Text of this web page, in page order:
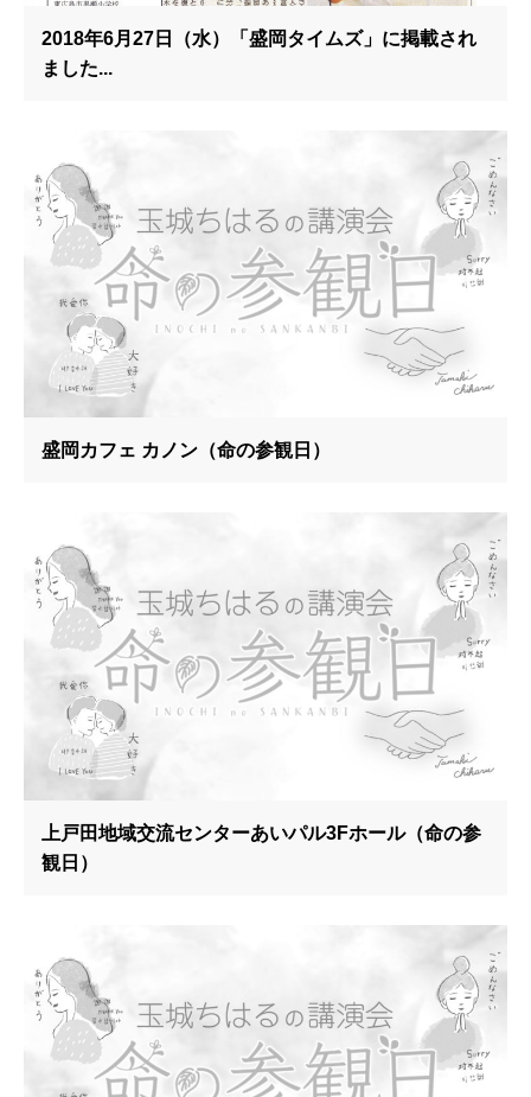
2018年6月27日（水）「盛岡タイムズ」に掲載され
ました...
盛岡カフェ カノン（命の参観日）
上戸田地域交流センターあいパル3Fホール（命の参
観日）